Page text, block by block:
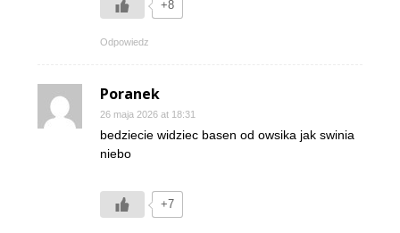
+8
Odpowiedz
Poranek
26 maja 2026 at 18:31
bedziecie widziec basen od owsika jak swinia
niebo
+7